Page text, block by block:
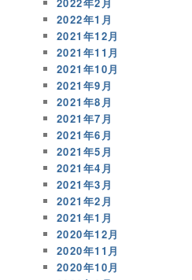
2022年1月
2021年12月
2021年11月
2021年10月
2021年9月
2021年8月
2021年7月
2021年6月
2021年5月
2021年4月
2021年3月
2021年2月
2021年1月
2020年12月
2020年11月
2020年10月